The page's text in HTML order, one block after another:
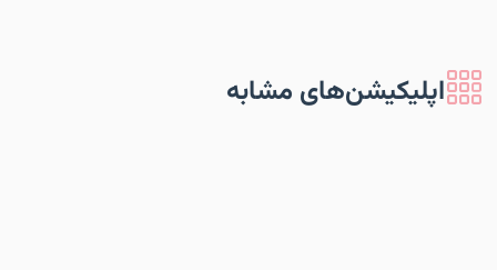
اپلیکیشن‌های مشابه